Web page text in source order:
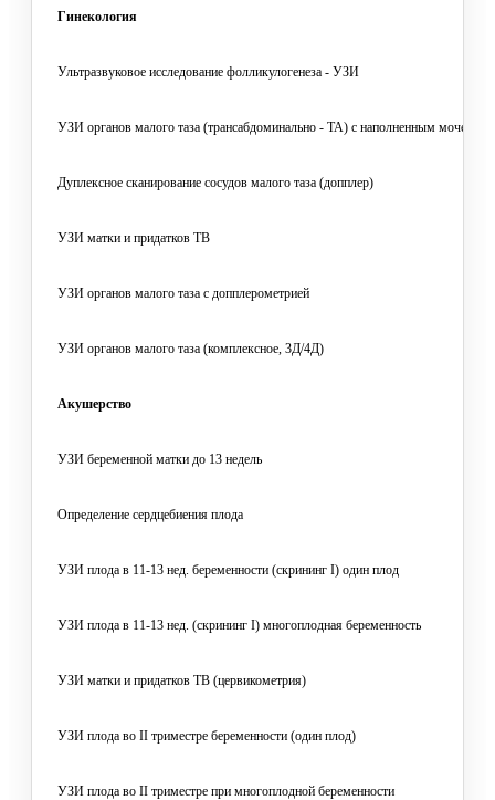
Гинекология
Ультразвуковое исследование фолликулогенеза - УЗИ
УЗИ органов малого таза (трансабдоминально - ТА) с наполненным
Дуплексное сканирование сосудов малого таза (допплер)
УЗИ матки и придатков ТВ
УЗИ органов малого таза с допплерометрией
УЗИ органов малого таза (комплексное, 3Д/4Д)
Акушерство
УЗИ беременной матки до 13 недель
Определение сердцебиения плода
УЗИ плода в 11-13 нед. беременности (скрининг I) один плод
УЗИ плода в 11-13 нед. (скрининг I) многоплодная беременность
УЗИ матки и придатков ТВ (цервикометрия)
УЗИ плода во II триместре беременности (один плод)
УЗИ плода во II триместре при многоплодной беременности